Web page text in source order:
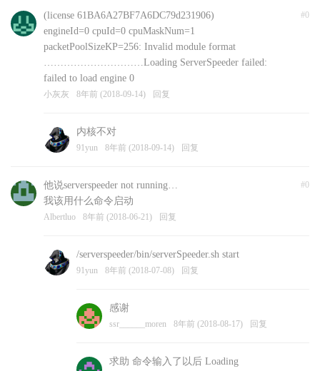
#0
(license 61BA6A27BF7A6DC79d231906)
engineId=0 cpuId=0 cpuMaskNum=1
packetPoolSizeKP=256: Invalid module format
…………………………Loading ServerSpeeder failed:
failed to load engine 0
小灰灰 8年前 (2018-09-14) 回复
内核不对
91yun 8年前 (2018-09-14) 回复
#0
他说serverspeeder not running…
我该用什么命令启动
Albertluo 8年前 (2018-06-21) 回复
/serverspeeder/bin/serverSpeeder.sh start
91yun 8年前 (2018-07-08) 回复
感谢
ssr______moren 8年前 (2018-08-17) 回复
求助 命令输入了以后 Loading